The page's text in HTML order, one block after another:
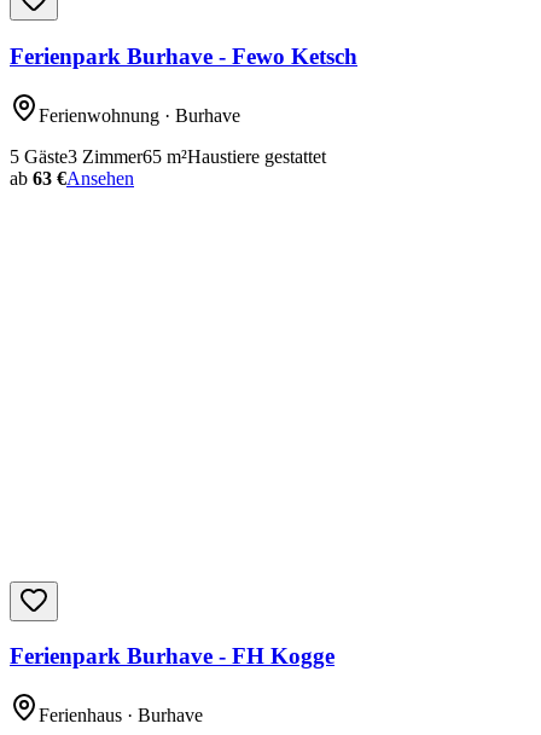
Ferienpark Burhave - Fewo Ketsch
Ferienwohnung · Burhave
5 Gäste3 Zimmer65 m²Haustiere gestattet
ab 63 €Ansehen
Ferienpark Burhave - FH Kogge
Ferienhaus · Burhave